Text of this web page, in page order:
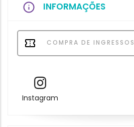
INFORMAÇÕES
COMPRA DE INGRESSOS
Instagram